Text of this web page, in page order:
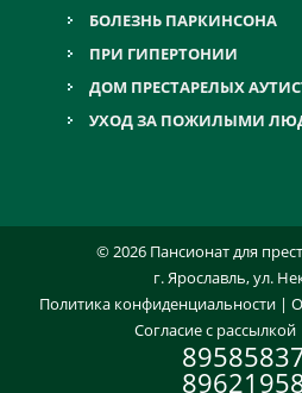
БОЛЕЗНЬ ПАРКИНСОНА
ПРИ ГИПЕРТОНИИ
ДОМ ПРЕСТАРЕЛЫХ
УХОД ЗА ПОЖИЛЫМИ
© 2026 Пансионат для
г. Ярославль, ул.
Политика конфиденциальности |
Согласие с рассылкой